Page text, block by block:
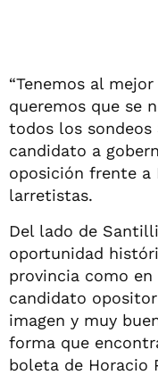
“Tenemos al
queremos que se
todos los
candidato a
oposición frente a
larretistas.
Del lado de
oportunidad
provincia como en
candidato
imagen y muy
forma que
boleta de Horacio